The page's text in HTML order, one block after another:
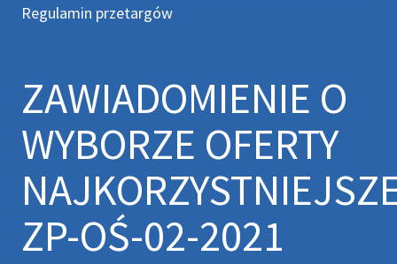
Regulamin przetargów
ZAWIADOMIENIE O
WYBORZE OFERTY
ZP-OŚ-02-2021